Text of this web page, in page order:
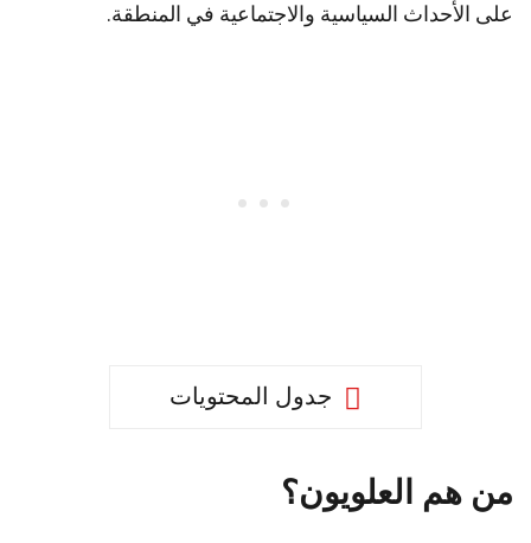
على الأحداث السياسية والاجتماعية في المنطقة.
جدول المحتويات
من هم العلويون؟